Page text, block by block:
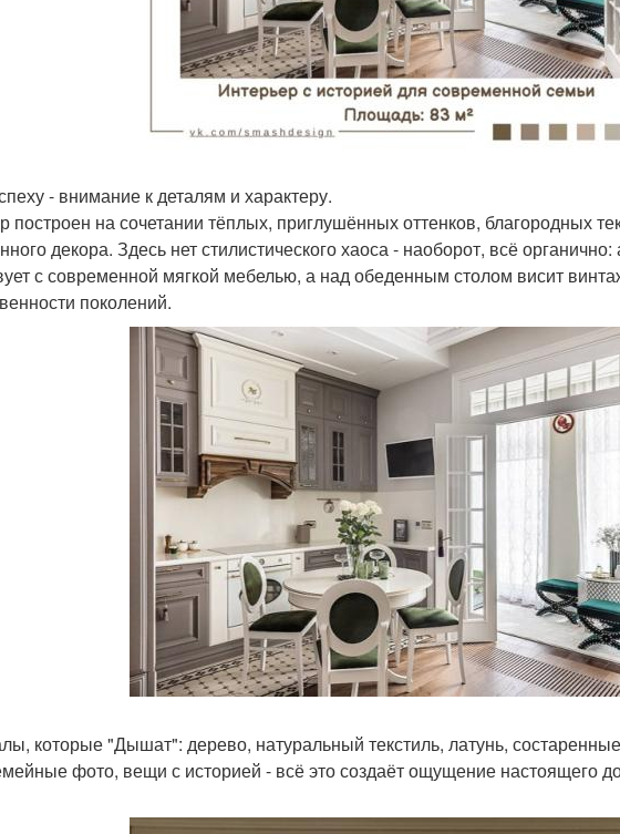
- внимание к деталям и характеру.
построен на сочетании тёплых, приглушённых оттенков, благородных
декора. Здесь нет стилистического хаоса - наоборот, всё
с современной мягкой мебелью, а над обеденным столом висит
поколений.
которые "Дышат": дерево, натуральный текстиль, латунь,
фото, вещи с историей - всё это создаёт ощущение настоящего